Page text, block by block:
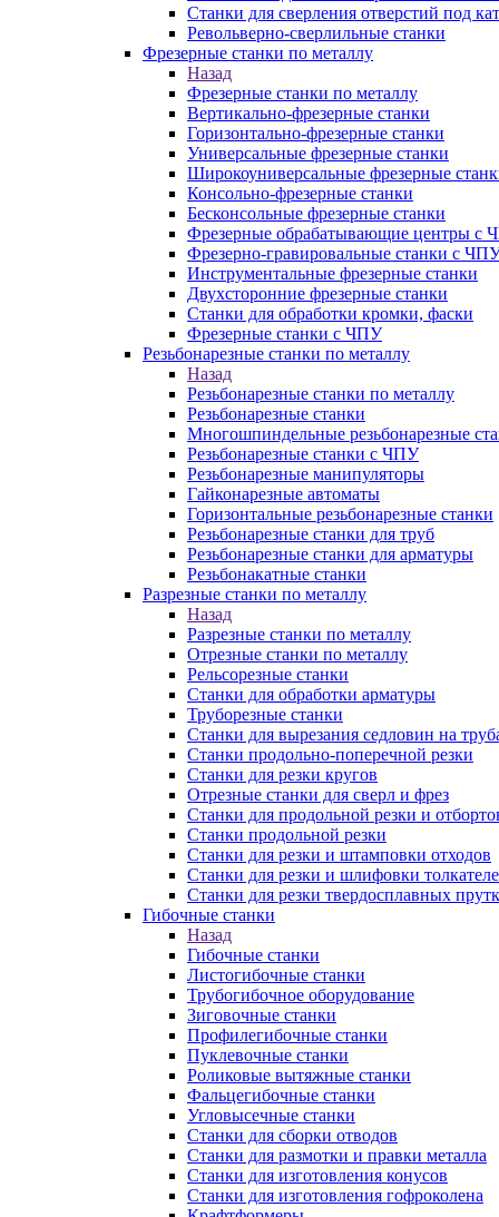
Станки для сверления отверстий под
Револьверно-сверлильные станки
Фрезерные станки по металлу
Назад
Фрезерные станки по металлу
Вертикально-фрезерные станки
Горизонтально-фрезерные станки
Универсальные фрезерные станки
Широкоуниверсальные фрезерные
Консольно-фрезерные станки
Бесконсольные фрезерные станки
Фрезерные обрабатывающие центры с
Фрезерно-гравировальные станки с
Инструментальные фрезерные станки
Двухсторонние фрезерные станки
Станки для обработки кромки, фаски
Фрезерные станки с ЧПУ
Резьбонарезные станки по металлу
Назад
Резьбонарезные станки по металлу
Резьбонарезные станки
Многошпиндельные резьбонарезные
Резьбонарезные станки с ЧПУ
Резьбонарезные манипуляторы
Гайконарезные автоматы
Горизонтальные резьбонарезные станки
Резьбонарезные станки для труб
Резьбонарезные станки для арматуры
Резьбонакатные станки
Разрезные станки по металлу
Назад
Разрезные станки по металлу
Отрезные станки по металлу
Рельсорезные станки
Станки для обработки арматуры
Труборезные станки
Станки для вырезания седловин на
Станки продольно-поперечной резки
Станки для резки кругов
Отрезные станки для сверл и фрез
Станки для продольной резки и
Станки продольной резки
Станки для резки и штамповки отходов
Станки для резки и шлифовки
Станки для резки твердосплавных
Гибочные станки
Назад
Гибочные станки
Листогибочные станки
Трубогибочное оборудование
Зиговочные станки
Профилегибочные станки
Пуклевочные станки
Роликовые вытяжные станки
Фальцегибочные станки
Угловысечные станки
Станки для сборки отводов
Станки для размотки и правки металла
Станки для изготовления конусов
Станки для изготовления гофроколена